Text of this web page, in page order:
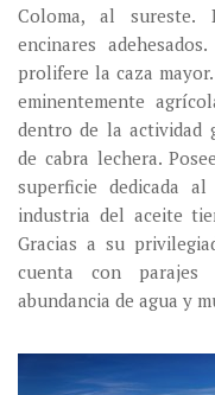
Coloma, al sureste.
encinares
prolifere la caza
eminentemente
dentro de la actividad
de cabra lechera.
superficie dedicada
industria del aceite
Gracias a su
cuenta con
abundancia de agua y